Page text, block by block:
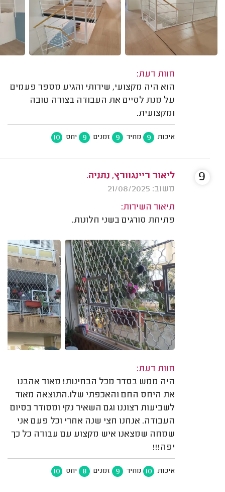
חוות דעת:
הוא היה מקצועי, שירותי והגיע מספר פעמים
על מנת לסיים את העבודה בצורה טובה
ומקצועית.
איכות 9 מחיר 9 זמנים 9 יחס 10
ליאור ריינגוורץ, נתניה.
משוב: 21/08/2025
תיאור השירות:
פתיחת סורגים בשני חלונות.
חוות דעת:
היה ממש בסדר מכל הבחינות! מאוד אהבנו
את היחס החם והאכפתי שלו.התוצאה מאוד
לשביעות רצוננו וגם השאיר נקי ומסודר בסיום
העבודה. אנחנו חצי שנה אחרי וכל פעם אני
שמחה שמצאנו איש מקצוע עם עבודה כל כך
יפה!!!
איכות 10 מחיר 9 זמנים 8 יחס 10
9